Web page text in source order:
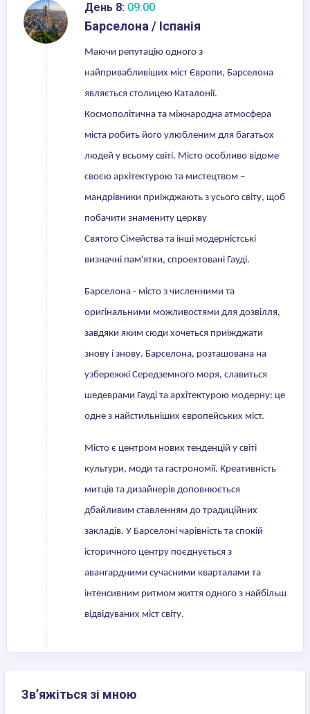
День 8: 09:00
Барселона / Іспанія
Маючи репутацію одного з
найпривабливіших міст Європи, Барселона
являється столицею Каталонії.
Космополітична та міжнародна атмосфера
міста робить його улюбленим для багатьох
людей у всьому світі. Місто особливо відоме
своєю архітектурою та мистецтвом –
мандрівники приїжджають з усього світу, щоб
побачити знамениту церкву
Святого Сімейства та інші модерністські
визначні пам'ятки, спроектовані Гауді.
Барселона - місто з численними та
оригінальними можливостями для дозвілля,
завдяки яким сюди хочеться приїжджати
знову і знову. Барселона, розташована на
узбережжі Середземного моря, славиться
шедеврами Гауді та архітектурою модерну: це
одне з найстильніших європейських міст.
Місто є центром нових тенденцій у світі
культури, моди та гастрономії. Креативність
митців та дизайнерів доповнюється
дбайливим ставленням до традиційних
закладів. У Барселоні чарівність та спокій
історичного центру поєднується з
авангардними сучасними кварталами та
інтенсивним ритмом життя одного з найбільш
відвідуваних міст світу.
Зв’яжіться зі мною